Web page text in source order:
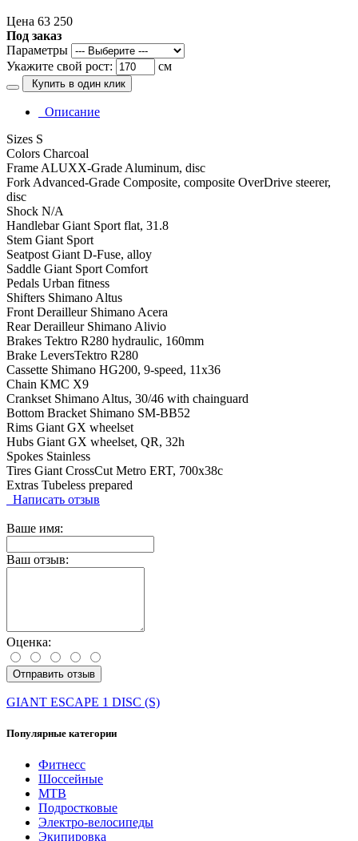
Цена 63 250
Под заказ
Параметры
Укажите свой рост:
см
Купить в один клик
Описание
Sizes S
Colors Charcoal
Frame ALUXX-Grade Aluminum, disc
Fork Advanced-Grade Composite, composite OverDrive steerer,
disc
Shock N/A
Handlebar Giant Sport flat, 31.8
Stem Giant Sport
Seatpost Giant D-Fuse, alloy
Saddle Giant Sport Comfort
Pedals Urban fitness
Shifters Shimano Altus
Front Derailleur Shimano Acera
Rear Derailleur Shimano Alivio
Brakes Tektro R280 hydraulic, 160mm
Brake LeversTektro R280
Cassette Shimano HG200, 9-speed, 11x36
Chain KMC X9
Crankset Shimano Altus, 30/46 with chainguard
Bottom Bracket Shimano SM-BB52
Rims Giant GX wheelset
Hubs Giant GX wheelset, QR, 32h
Spokes Stainless
Tires Giant CrossCut Metro ERT, 700x38c
Extras Tubeless prepared
Написать отзыв
Ваше имя:
Ваш отзыв:
Оценка:
Отправить отзыв
GIANT ESCAPE 1 DISC (S)
Популярные категории
Фитнесс
Шоссейные
MTB
Подростковые
Электро-велосипеды
Экипировка